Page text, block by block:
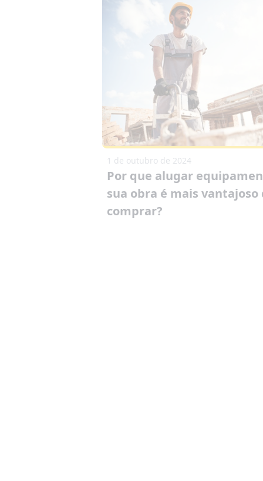
1 de outubro de 2024
Por que alugar
sua obra é mais vantajoso
comprar?